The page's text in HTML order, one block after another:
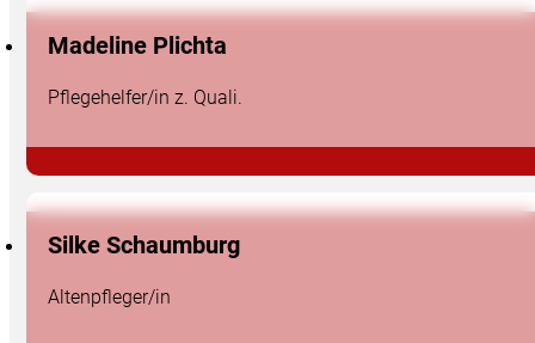
Madeline Plichta
Pflegehelfer/in z. Quali.
Silke Schaumburg
Altenpfleger/in